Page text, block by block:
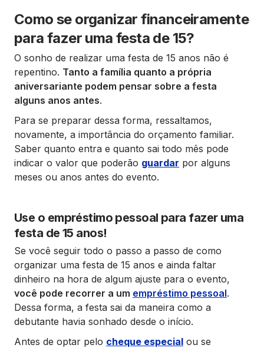
Como se organizar financeiramente
para fazer uma festa de 15?
O sonho de realizar uma festa de 15 anos não é
repentino. Tanto a família quanto a própria
aniversariante podem pensar sobre a festa
alguns anos antes.
Para se preparar dessa forma, ressaltamos,
novamente, a importância do orçamento familiar.
Saber quanto entra e quanto sai todo mês pode
indicar o valor que poderão guardar por alguns
meses ou anos antes do evento.
Use o empréstimo pessoal para fazer uma
festa de 15 anos!
Se você seguir todo o passo a passo de como
organizar uma festa de 15 anos e ainda faltar
dinheiro na hora de algum ajuste para o evento,
você pode recorrer a um empréstimo pessoal.
Dessa forma, a festa sai da maneira como a
debutante havia sonhado desde o início.
Antes de optar pelo cheque especial ou se